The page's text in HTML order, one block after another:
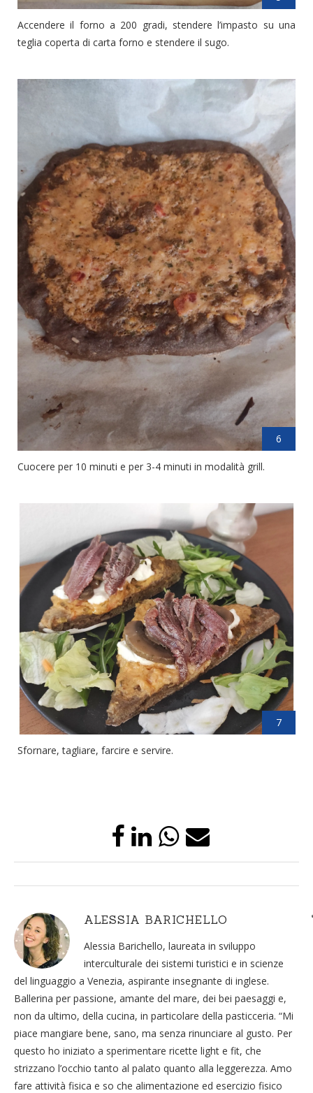
Accendere il forno a 200 gradi, stendere l’impasto su una
teglia coperta di carta forno e stendere il sugo.
6
Cuocere per 10 minuti e per 3-4 minuti in modalità grill.
7
Sfornare, tagliare, farcire e servire.
ALESSIA BARICHELLO
Alessia Barichello, laureata in sviluppo
interculturale dei sistemi turistici e in scienze
del linguaggio a Venezia, aspirante insegnante di inglese.
Ballerina per passione, amante del mare, dei bei paesaggi e,
non da ultimo, della cucina, in particolare della pasticceria. “Mi
piace mangiare bene, sano, ma senza rinunciare al gusto. Per
questo ho iniziato a sperimentare ricette light e fit, che
strizzano l’occhio tanto al palato quanto alla leggerezza. Amo
fare attività fisica e so che alimentazione ed esercizio fisico